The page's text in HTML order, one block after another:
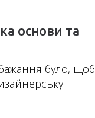
основи та
було, щоб